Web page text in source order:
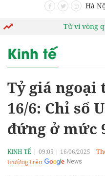
Hà
Tử vi vòng
Kinh tế
Tỷ giá ngoại
16/6: Chỉ số
đứng ở mức
KINH TẾ 09:05 | 16/06/2025
trường trên